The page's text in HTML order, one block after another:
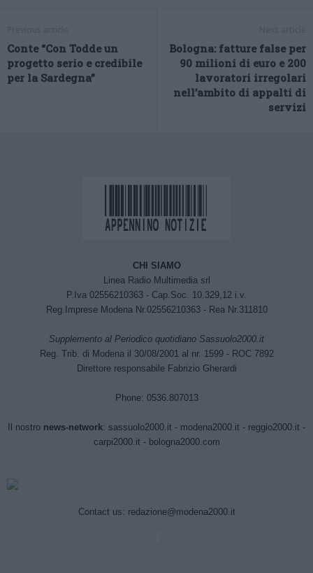
Conte “Con Todde un
progetto serio e credibile
per la Sardegna”
Bologna: fatture false per
90 milioni di euro e 200
lavoratori irregolari
nell’ambito di appalti di
servizi
CHI SIAMO
Linea Radio Multimedia srl
P.Iva 02556210363 - Cap.Soc. 10.329,12 i.v.
Reg.Imprese Modena Nr.02556210363 - Rea Nr.311810
Supplemento al Periodico quotidiano Sassuolo2000.it
Reg. Trib. di Modena il 30/08/2001 al nr. 1599 - ROC 7892
Direttore responsabile Fabrizio Gherardi
Phone: 0536.807013
Il nostro news-network: sassuolo2000.it - modena2000.it - reggio2000.it -
carpi2000.it- bologna2000.com
Contact us: redazione@modena2000.it